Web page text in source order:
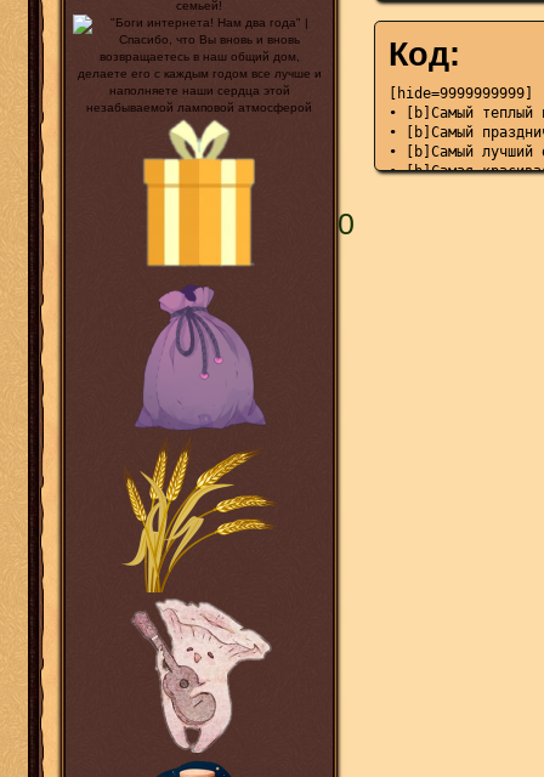
Код:
[hide=9999999999]
• [b]Самый
• [b]Самый
• [b]Самый
• [b]Самая
0